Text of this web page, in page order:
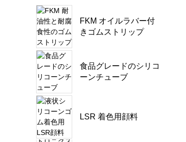
FKM オイルラバー付
きゴムストリップ
食品グレードのシリコ
ーンチューブ
LSR 着色用顔料